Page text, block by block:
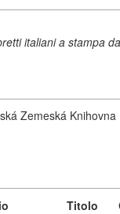
italiani a stampa
Zemeská Knihovna
Titolo